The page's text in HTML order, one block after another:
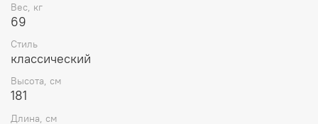
Вес, кг
69
Стиль
классический
Высота, см
181
Длина, см